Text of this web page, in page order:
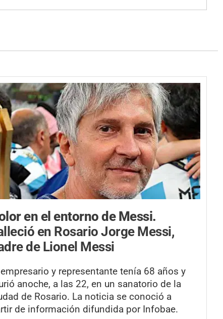
en el entorno de Messi.
en Rosario Jorge Messi,
de Lionel Messi
y representante tenía 68 años y
anoche, a las 22, en un sanatorio de la
de Rosario. La noticia se conoció a
de información difundida por Infobae.